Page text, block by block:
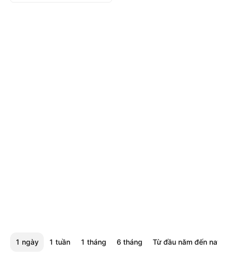
1 ngày 1 tuần 1 tháng 6 tháng Từ đầu năm đến nay